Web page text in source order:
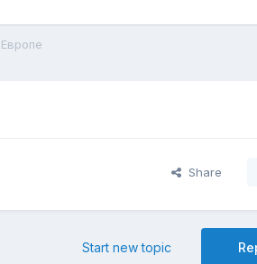
Share
Start new topic